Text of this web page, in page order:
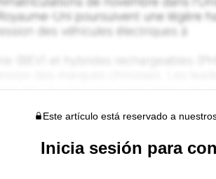
Este artículo está reservado a
Inicia sesión para